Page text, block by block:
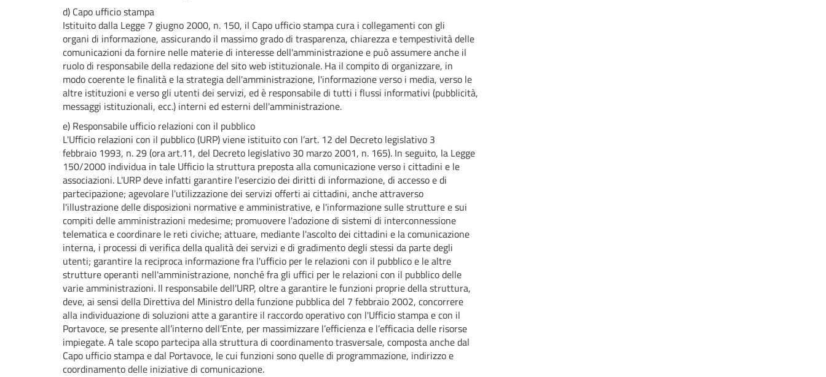
d) Capo ufficio stampa
Istituito dalla Legge 7 giugno 2000, n. 150, il Capo ufficio stampa cura i collegamenti con gli
organi di informazione, assicurando il massimo grado di trasparenza, chiarezza e tempestività delle
comunicazioni da fornire nelle materie di interesse dell'amministrazione e può assumere anche il
ruolo di responsabile della redazione del sito web istituzionale. Ha il compito di organizzare, in
modo coerente le finalità e la strategia dell'amministrazione, l'informazione verso i media, verso le
altre istituzioni e verso gli utenti dei servizi, ed è responsabile di tutti i flussi informativi (pubblicità,
messaggi istituzionali, ecc.) interni ed esterni dell'amministrazione.
e) Responsabile ufficio relazioni con il pubblico
L'Ufficio relazioni con il pubblico (URP) viene istituito con l’art. 12 del Decreto legislativo 3
febbraio 1993, n. 29 (ora art.11, del Decreto legislativo 30 marzo 2001, n. 165). In seguito, la Legge
150/2000 individua in tale Ufficio la struttura preposta alla comunicazione verso i cittadini e le
associazioni. L'URP deve infatti garantire l'esercizio dei diritti di informazione, di accesso e di
partecipazione; agevolare l'utilizzazione dei servizi offerti ai cittadini, anche attraverso
l'illustrazione delle disposizioni normative e amministrative, e l'informazione sulle strutture e sui
compiti delle amministrazioni medesime; promuovere l'adozione di sistemi di interconnessione
telematica e coordinare le reti civiche; attuare, mediante l'ascolto dei cittadini e la comunicazione
interna, i processi di verifica della qualità dei servizi e di gradimento degli stessi da parte degli
utenti; garantire la reciproca informazione fra l'ufficio per le relazioni con il pubblico e le altre
strutture operanti nell'amministrazione, nonché fra gli uffici per le relazioni con il pubblico delle
varie amministrazioni. Il responsabile dell'URP, oltre a garantire le funzioni proprie della struttura,
deve, ai sensi della Direttiva del Ministro della funzione pubblica del 7 febbraio 2002, concorrere
alla individuazione di soluzioni atte a garantire il raccordo operativo con l'Ufficio stampa e con il
Portavoce, se presente all’interno dell’Ente, per massimizzare l’efficienza e l’efficacia delle risorse
impiegate. A tale scopo partecipa alla struttura di coordinamento trasversale, composta anche dal
Capo ufficio stampa e dal Portavoce, le cui funzioni sono quelle di programmazione, indirizzo e
coordinamento delle iniziative di comunicazione.